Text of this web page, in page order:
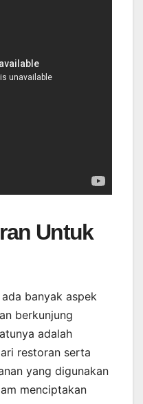
Untuk
banyak aspek
berkunjung
adalah
restoran serta
yang digunakan
menciptakan